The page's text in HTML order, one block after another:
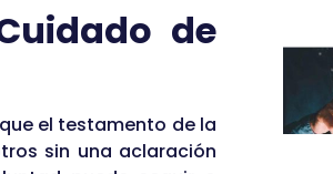
de
el testamento de la
sin una aclaración